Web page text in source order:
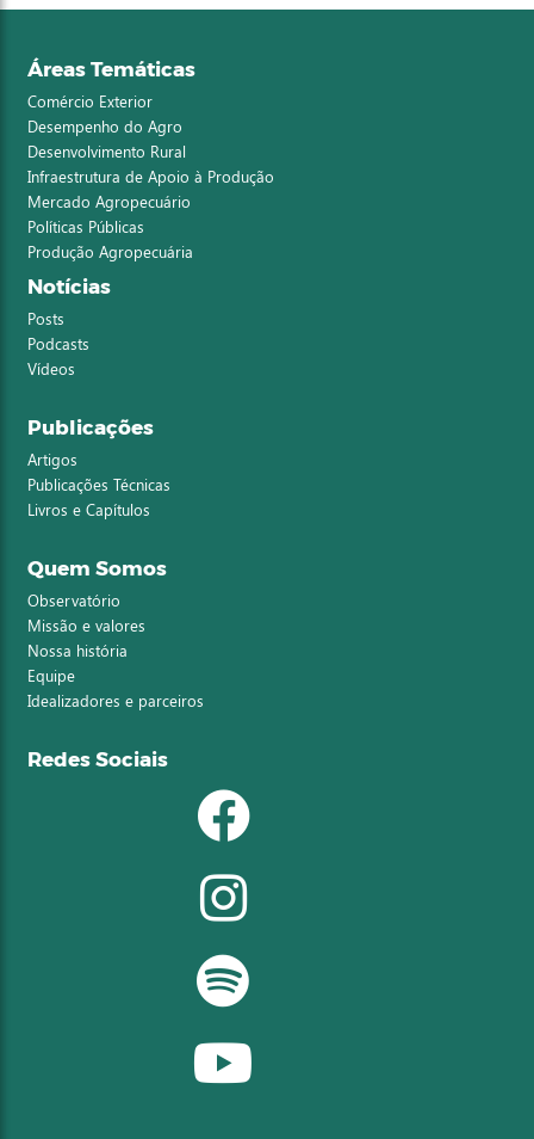
Áreas Temáticas
Comércio Exterior
Desempenho do Agro
Desenvolvimento Rural
Infraestrutura de Apoio à Produção
Mercado Agropecuário
Políticas Públicas
Produção Agropecuária
Notícias
Posts
Podcasts
Vídeos
Publicações
Artigos
Publicações Técnicas
Livros e Capítulos
Quem Somos
Observatório
Missão e valores
Nossa história
Equipe
Idealizadores e parceiros
Redes Sociais